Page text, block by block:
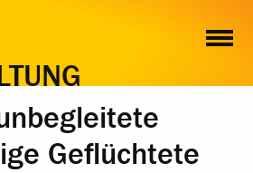
Geflüchtete